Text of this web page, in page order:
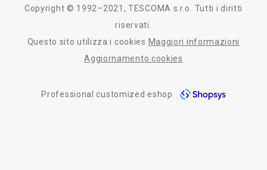
Tescoma nel mondo
informativa whistleblowing
Copyright © 1992–2021, TESCOMA s.r.o. Tutti i diritti
riservati.
Questo sito utilizza i cookies Maggiori informazioni
Aggiornamento cookies
Professional customized eshop